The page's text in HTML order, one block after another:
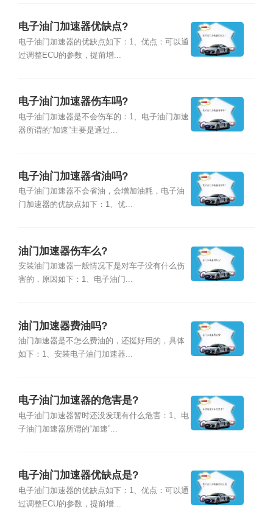
电子油门加速器优缺点?
电子油门加速器的优缺点如下：1、优点：可以通
过调整ECU的参数，提前增...
电子油门加速器伤车吗?
电子油门加速器是不会伤车的：1、电子油门加速
器所谓的“加速”主要是通过...
电子油门加速器省油吗?
电子油门加速器不会省油，会增加油耗，电子油
门加速器的优缺点如下：1、优...
油门加速器伤车么?
安装油门加速器一般情况下是对车子没有什么伤
害的，原因如下：1、电子油门...
油门加速器费油吗?
油门加速器是不怎么费油的，还挺好用的，具体
如下：1、安装电子油门加速器...
电子油门加速器的危害是?
电子油门加速器暂时还没发现有什么危害：1、电
子油门加速器所谓的“加速”...
电子油门加速器优缺点是?
电子油门加速器的优缺点如下：1、优点：可以通
过调整ECU的参数，提前增...